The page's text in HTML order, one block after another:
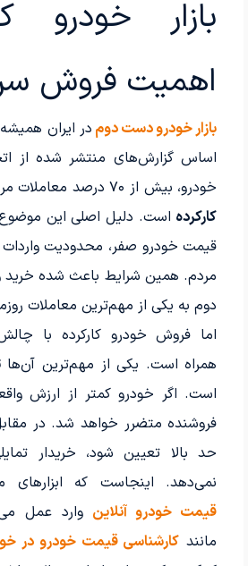
بازار خودرو
اهمیت فروش
بازار خودرو دست دوم در ایران
اساس گزارش‌های منتشر شده از
خودرو، بیش از ۷۰ درصد معاملات مربوط به
کارکرده است. دلیل اصلی این
قیمت خودرو صفر، محدودیت واردات
مردم. همین شرایط باعث شده
دوم به یکی از مهم‌ترین معاملات
اما فروش خودرو کارکرده با
همراه است. یکی از مهم‌ترین آن‌ها
است. اگر خودرو کمتر از ارزش
فروشنده متضرر خواهد شد. در
حد بالا تعیین شود، خریدار
نمی‌دهد. اینجاست که
قیمت خودرو آنلاین وارد عمل
مانند کارشناسی قیمت خودرو در